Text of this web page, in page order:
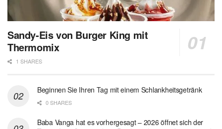
Sandy-Eis von Burger King mit
Thermomix
1 SHARES
Beginnen Sie Ihren Tag mit einem Schlankheitsgetränk
0 SHARES
Baba Vanga hat es vorhergesagt – 2026 öffnet sich der